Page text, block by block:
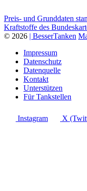
Preis- und Grunddaten
Kraftstoffe des
© 2026 | BesserTanken
Impressum
Datenschutz
Datenquelle
Kontakt
Unterstützen
Für Tankstellen
Instagram X